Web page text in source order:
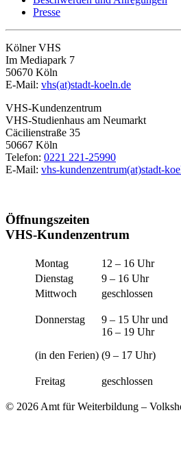
Presse
Kölner VHS
Im Mediapark 7
50670 Köln
E-Mail: vhs(at)stadt-koeln.de
VHS-Kundenzentrum
VHS-Studienhaus am Neumarkt
Cäcilienstraße 35
50667 Köln
Telefon: 0221 221-25990
E-Mail: vhs-kundenzentrum(at)stadt-
Öffnungszeiten
VHS-Kundenzentrum
Montag
12 – 16 Uhr
Dienstag
9 – 16 Uhr
Mittwoch
geschlossen
Donnerstag
(in den Ferien)
9 – 15 Uhr und
16 – 19 Uhr
(9 – 17 Uhr)
Freitag geschlossen
© 2026 Amt für Weiterbildung –